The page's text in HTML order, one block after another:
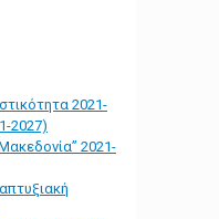
2021-
2027)
2021-